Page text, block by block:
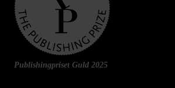
Publishingpriset Guld 2025